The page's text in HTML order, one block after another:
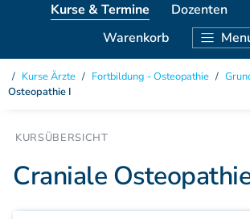
Kurse & Termine Dozenten
Warenkorb
KURSE ÄRZTE
Grundkurs Modul 3
Grundkurs Modul 4
Aufbaukurs Modul 5
Kurse Ärzte / Fortbildung - Osteopathie /
Osteopathie I
Craniale